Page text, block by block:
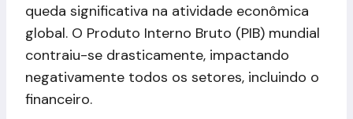
queda significativa na atividade econômica
global. O Produto Interno Bruto (PIB) mundial
contraiu-se drasticamente, impactando
negativamente todos os setores, incluindo o
financeiro.